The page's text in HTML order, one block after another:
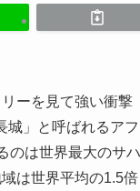
ーを見て強い衝撃
城」と呼ばれるアフ
のは世界最大のサハ
は世界平均の1.5倍